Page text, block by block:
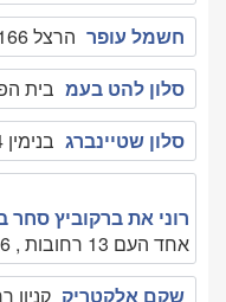
חשמל עופר הרצל 166 רחובות , 089455959
סלון להט בעמ בית הפועלים 6
סלון שטיינברג בנימין 4 רחובות , 089450931
רוני את ברקוביץ
אחד העם 13 רחובות , 089363316
שקם אלקטריק קניון